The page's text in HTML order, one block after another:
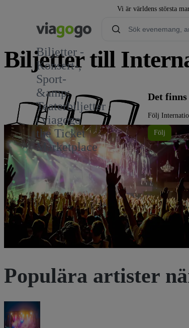
Vi är världens största
Biljetter -
Konsert-,
Sport-
&amp;
Teaterbiljetter
| viagogo
the Ticket
Marketplace
Biljetter till
Det
Följ
Följ
Populära artister